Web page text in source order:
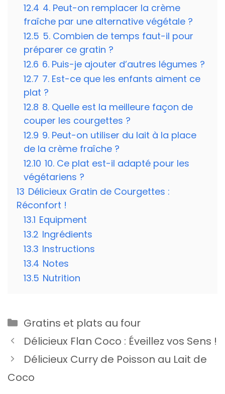
12.4 4. Peut-on remplacer la crème
fraîche par une alternative végétale ?
12.5 5. Combien de temps faut-il pour
préparer ce gratin ?
12.6 6. Puis-je ajouter d’autres légumes ?
12.7 7. Est-ce que les enfants aiment ce
plat ?
12.8 8. Quelle est la meilleure façon de
couper les courgettes ?
12.9 9. Peut-on utiliser du lait à la place
de la crème fraîche ?
12.10 10. Ce plat est-il adapté pour les
végétariens ?
13 Délicieux Gratin de Courgettes :
Réconfort !
13.1 Equipment
13.2 Ingrédients
13.3 Instructions
13.4 Notes
13.5 Nutrition
Catégories
Gratins et plats au four
Délicieux Flan Coco : Éveillez vos Sens !
Délicieux Curry de Poisson au Lait de
Coco